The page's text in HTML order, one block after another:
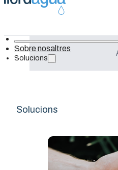
Sobre nosaltres
Solucions
Solucions
urbanas en Costa de
Avances en el
residuales en Cuba